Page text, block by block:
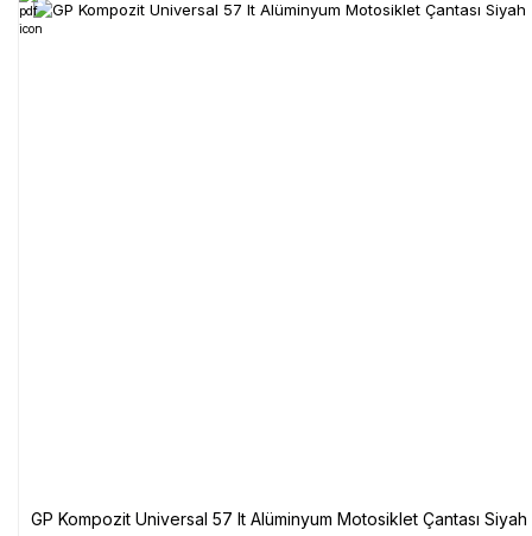
GP Kompozit Universal 57 lt Alüminyum Motosiklet Çantası Siyah